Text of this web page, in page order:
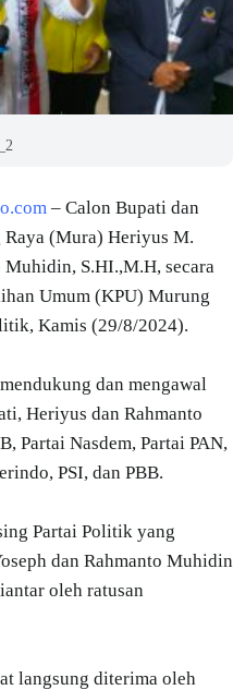
– Calon Bupati dan
(Mura) Heriyus M.
Muhidin, S.HI.,M.H, secara
Umum (KPU) Murung
Kamis (29/8/2024).
dan mengawal
Heriyus dan Rahmanto
Partai Nasdem, Partai PAN,
PSI, dan PBB.
Partai Politik yang
dan Rahmanto Muhidin
oleh ratusan
langsung diterima oleh